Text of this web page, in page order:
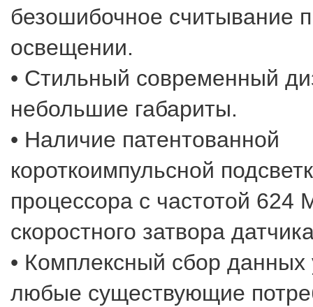
безошибочное считывание
освещении.
• Стильный современный
небольшие габариты.
• Наличие патентованной
короткоимпульсной
процессора с частотой 624
скоростного затвора
• Комплексный сбор данных
любые существующие